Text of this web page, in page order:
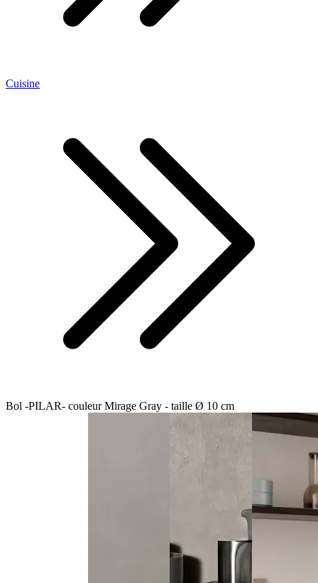
Cuisine
Bol -PILAR- couleur Mirage Gray - taille Ø 10 cm